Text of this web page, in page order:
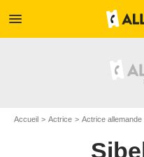
menu
Accueil Actrice Actrice allemande